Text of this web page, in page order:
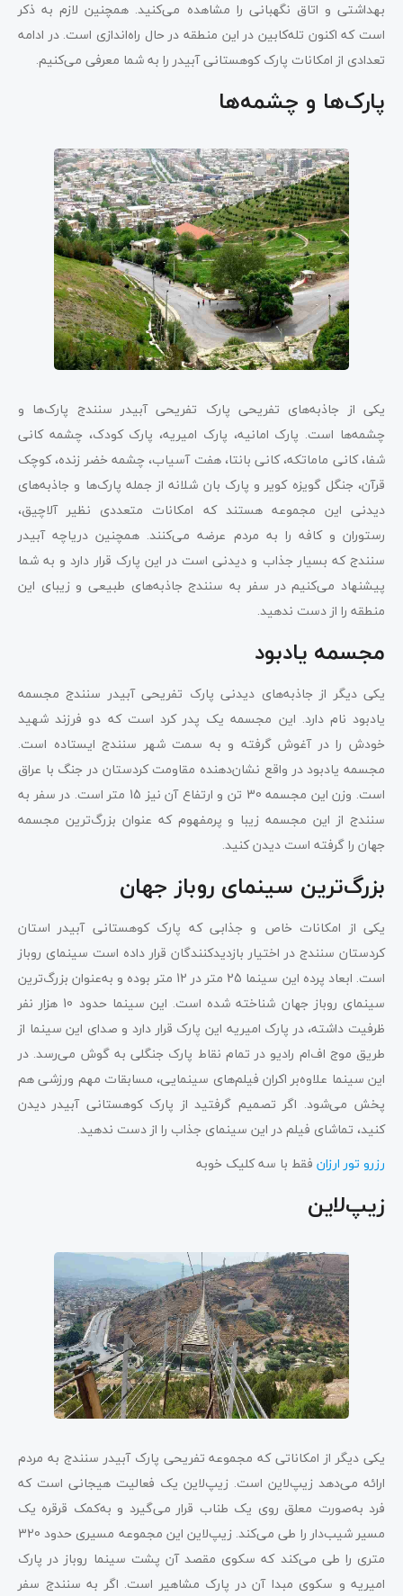
بهداشتی و اتاق نگهبانی را مشاهده می‌کنید. همچنین لازم به ذکر
است که اکنون تله‌کابین در این منطقه در حال راه‌اندازی است. در ادامه
تعدادی از امکانات پارک کوهستانی آبیدر را به شما معرفی می‌کنیم.
پارک‌ها و چشمه‌ها
یکی از جاذبه‌های تفریحی پارک تفریحی آبیدر سنندج پارک‌ها و
چشمه‌ها است. پارک امانیه، پارک امیریه، پارک کودک، چشمه کانی
شفا، کانی ماماتکه، کانی بانتا، هفت آسیاب، چشمه خضر زنده، کوچک
قرآن، جنگل گویزه کویر و پارک بان شلانه از جمله پارک‌ها و جاذبه‌های
دیدنی این مجموعه هستند که امکانات متعددی نظیر آلاچیق،
رستوران و کافه را به مردم عرضه می‌کنند. همچنین دریاچه آبیدر
سنندج که بسیار جذاب و دیدنی است در این پارک قرار دارد و به شما
پیشنهاد می‌کنیم در سفر به سنندج جاذبه‌های طبیعی و زیبای این
منطقه را از دست ندهید.
مجسمه یادبود
یکی دیگر از جاذبه‌های دیدنی پارک تفریحی آبیدر سنندج مجسمه
یادبود نام دارد. این مجسمه یک پدر کرد است که دو فرزند شهید
خودش را در آغوش گرفته و به سمت شهر سنندج ایستاده است.
مجسمه یادبود در واقع نشان‌دهنده مقاومت کردستان در جنگ با عراق
است. وزن این مجسمه 30 تن و ارتفاع آن نیز 15 متر است. در سفر به
سنندج از این مجسمه زیبا و پرمفهوم که عنوان بزرگ‌ترین مجسمه
جهان را گرفته است دیدن کنید.
بزرگ‌ترین سینمای روباز جهان
یکی از امکانات خاص و جذابی که پارک کوهستانی آبیدر استان
کردستان سنندج در اختیار بازدیدکنندگان قرار داده است سینمای روباز
است. ابعاد پرده این سینما 25 متر در 12 متر بوده و به‌عنوان بزرگ‌ترین
سینمای روباز جهان شناخته شده است. این سینما حدود 10 هزار نفر
ظرفیت داشته، در پارک امیریه این پارک قرار دارد و صدای این سینما از
طریق موج اف‌ام رادیو در تمام نقاط پارک جنگلی به گوش می‌رسد. در
این سینما علاوه‌بر اکران فیلم‌های سینمایی، مسابقات مهم ورزشی هم
پخش می‌شود. اگر تصمیم گرفتید از پارک کوهستانی آبیدر دیدن
کنید، تماشای فیلم در این سینمای جذاب را از دست ندهید.
رزرو تور ارزان فقط با سه کلیک خوبه
زیپ‌لاین
یکی دیگر از امکاناتی که مجموعه تفریحی پارک آبیدر سنندج به مردم
ارائه می‌دهد زیپ‌لاین است. زیپ‌لاین یک فعالیت هیجانی است که
فرد به‌صورت معلق روی یک طناب قرار می‌گیرد و به‌کمک قرقره یک
مسیر شیب‌دار را طی می‌کند. زیپ‌لاین این مجموعه مسیری حدود 320
متری را طی می‌کند که سکوی مقصد آن پشت سینما روباز در پارک
امیریه و سکوی مبدا آن در پارک مشاهیر است. اگر به سنندج سفر